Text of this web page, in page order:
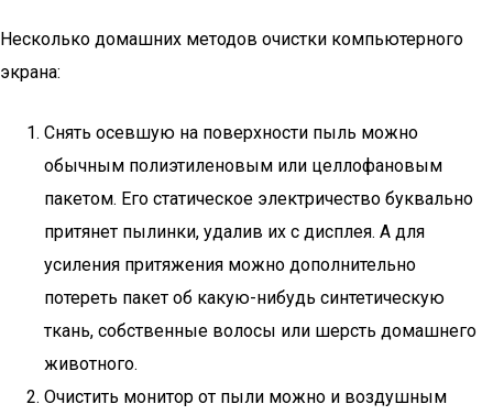
Несколько домашних методов очистки компьютерного
экрана:
Снять осевшую на поверхности пыль можно
обычным полиэтиленовым или целлофановым
пакетом. Его статическое электричество буквально
притянет пылинки, удалив их с дисплея. А для
усиления притяжения можно дополнительно
потереть пакет об какую-нибудь синтетическую
ткань, собственные волосы или шерсть домашнего
животного.
Очистить монитор от пыли можно и воздушным